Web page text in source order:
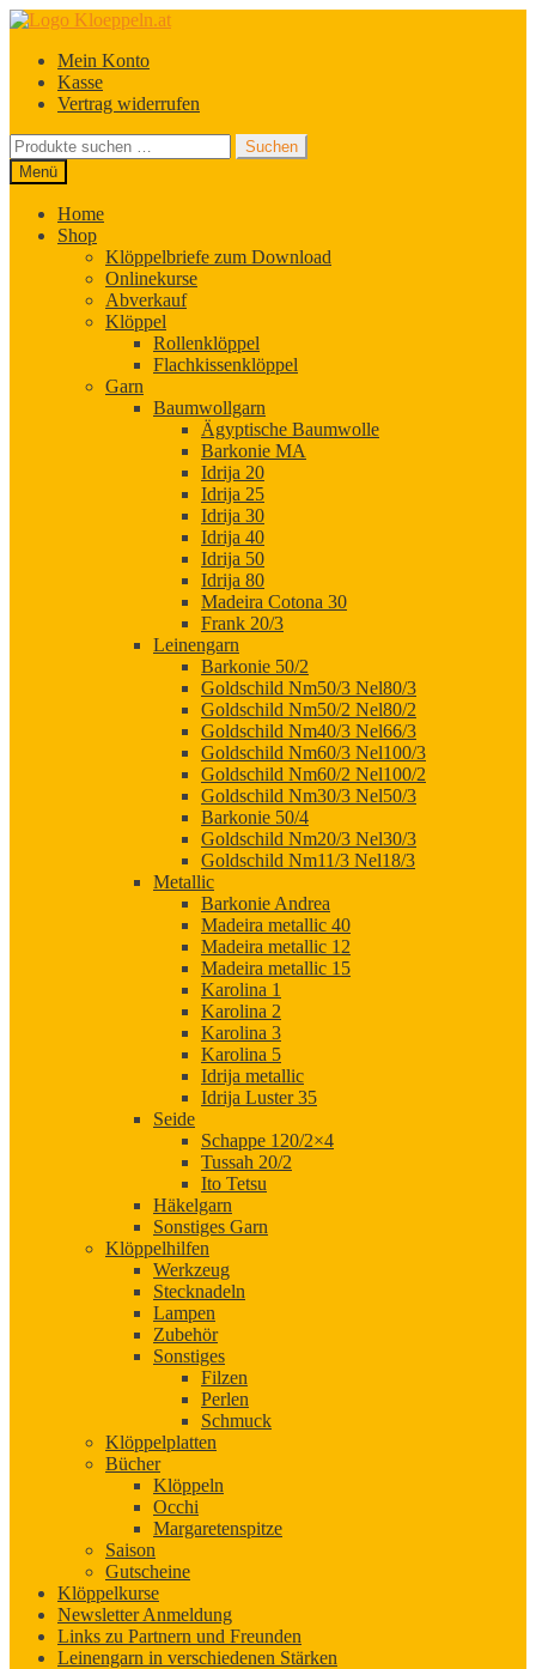
Zur
springen
Zum
springenMein Konto
Kasse
Vertrag widerrufen
Suchen
nach:
Suchen
Menü
Home
Shop
Klöppelbriefe zum Download
Onlinekurse
Abverkauf
Klöppel
Rollenklöppel
Flachkissenklöppel
Garn
Baumwollgarn
Ägyptische Baumwolle
Barkonie MA
Idrija 20
Idrija 25
Idrija 30
Idrija 40
Idrija 50
Idrija 80
Madeira Cotona 30
Frank 20/3
Leinengarn
Barkonie 50/2
Goldschild Nm50/3 Nel80/3
Goldschild Nm50/2 Nel80/2
Goldschild Nm40/3 Nel66/3
Goldschild Nm60/3 Nel100/3
Goldschild Nm60/2 Nel100/2
Goldschild Nm30/3 Nel50/3
Barkonie 50/4
Goldschild Nm20/3 Nel30/3
Goldschild Nm11/3 Nel18/3
Metallic
Barkonie Andrea
Madeira metallic 40
Madeira metallic 12
Madeira metallic 15
Karolina 1
Karolina 2
Karolina 3
Karolina 5
Idrija metallic
Idrija Luster 35
Seide
Schappe 120/2×4
Tussah 20/2
Ito Tetsu
Häkelgarn
Sonstiges Garn
Klöppelhilfen
Werkzeug
Stecknadeln
Lampen
Zubehör
Sonstiges
Filzen
Perlen
Schmuck
Klöppelplatten
Bücher
Klöppeln
Occhi
Margaretenspitze
Saison
Gutscheine
Klöppelkurse
Newsletter Anmeldung
Links zu Partnern und Freunden
Leinengarn in verschiedenen Stärken